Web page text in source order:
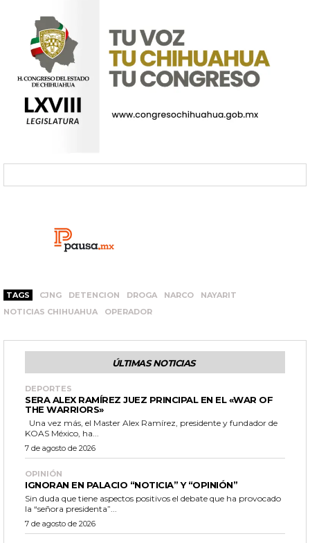
TAGS CJNG DETENCION DROGA NARCO
NAYARIT
NOTICIAS CHIHUAHUA
OPERADOR
ÚLTIMAS NOTICIAS
DEPORTES
SERA ALEX RAMÍREZ JUEZ PRINCIPAL EN EL «WAR OF
THE WARRIORS»
KOAS México, ha...
7 de agosto de 2026
OPINIÓN
IGNORAN EN PALACIO “NOTICIA” Y “OPINIÓN”
Sin duda que tiene aspectos positivos el debate que ha provocado
la “señora presidenta”...
7 de agosto de 2026